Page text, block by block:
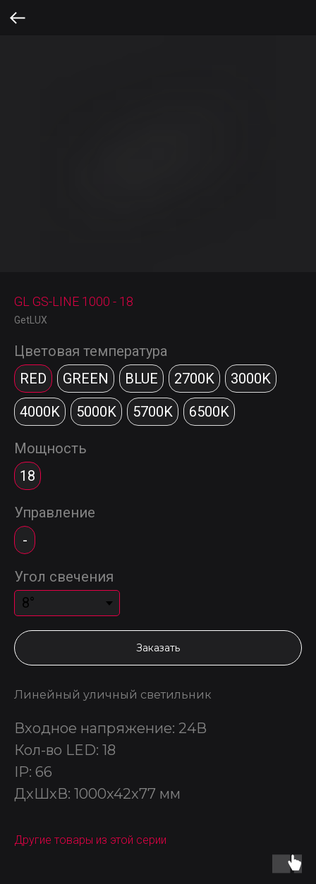
GL GS-LINE 1000 - 18
GetLUX
Цветовая температура
RED
GREEN BLUE 2700K
3000K
4000K
5000K 5700K 6500K
Мощность
18
Управление
-
Угол свечения
Заказать
Линейный уличный светильник
Входное напряжение: 24В
Кол-во LED: 18
IP: 66
ДxШxВ: 1000x42x77 мм
Другие товары из этой серии